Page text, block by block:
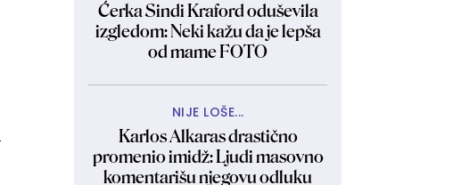
Ćerka Sindi Kraford oduševila
izgledom: Neki kažu da je lepša
od mame FOTO
NIJE LOŠE...
Karlos Alkaras drastično
promenio imidž: Ljudi masovno
komentarišu njegovu odluku